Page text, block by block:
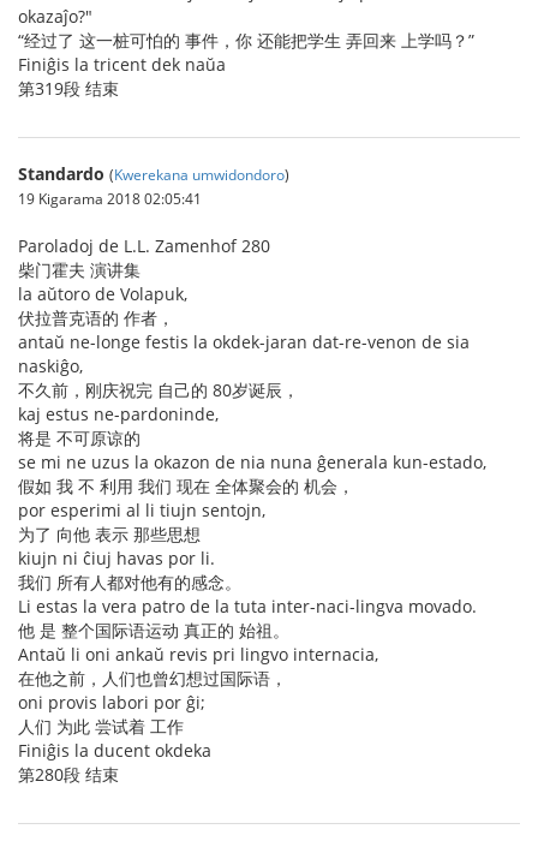
okazaĵo?"
“经过了 这一桩可怕的 事件，你 还能把学生 弄回来 上学吗？”
Finiĝis la tricent dek naŭa
第319段 结束
Standardo (Kwerekana umwidondoro)
19 Kigarama 2018 02:05:41
Paroladoj de L.L. Zamenhof 280
柴门霍夫 演讲集
la aŭtoro de Volapuk,
伏拉普克语的 作者，
antaŭ ne-longe festis la okdek-jaran dat-re-venon de sia
naskiĝo,
不久前，刚庆祝完 自己的 80岁诞辰，
kaj estus ne-pardoninde,
将是 不可原谅的
se mi ne uzus la okazon de nia nuna ĝenerala kun-estado,
假如 我 不 利用 我们 现在 全体聚会的 机会，
por esperimi al li tiujn sentojn,
为了 向他 表示 那些思想
kiujn ni ĉiuj havas por li.
我们 所有人都对他有的感念。
Li estas la vera patro de la tuta inter-naci-lingva movado.
他 是 整个国际语运动 真正的 始祖。
Antaŭ li oni ankaŭ revis pri lingvo internacia,
在他之前，人们也曾幻想过国际语，
oni provis labori por ĝi;
人们 为此 尝试着 工作
Finiĝis la ducent okdeka
第280段 结束